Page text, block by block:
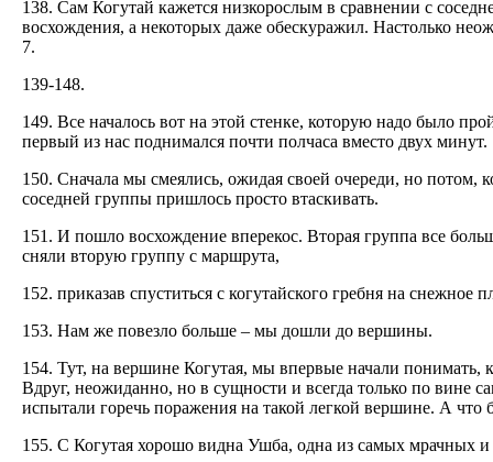
138. Сам Когутай кажется низкорослым в сравнении с
восхождения, а некоторых даже обескуражил. Настолько
7.
139-148.
149. Все началось вот на этой стенке, которую надо было
первый из нас поднимался почти полчаса вместо двух минут.
150. Сначала мы смеялись, ожидая своей очереди, но потом,
соседней группы пришлось просто втаскивать.
151. И пошло восхождение вперекос. Вторая группа все
сняли вторую группу с маршрута,
152. приказав спуститься с когутайского гребня на снежное
153. Нам же повезло больше – мы дошли до вершины.
154. Тут, на вершине Когутая, мы впервые начали понимать,
Вдруг, неожиданно, но в сущности и всегда только по вине
испытали горечь поражения на такой легкой вершине. А что
155. С Когутая хорошо видна Ушба, одна из самых мрачных